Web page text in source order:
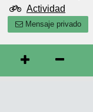
Actividad
Mensaje privado